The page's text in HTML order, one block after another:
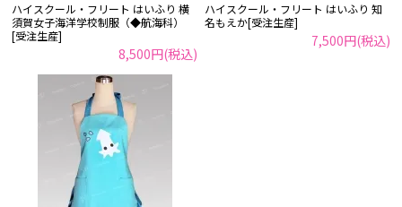
ハイスクール・フリート はいふり 横
須賀女子海洋学校制服（◆航海科）
[受注生産]
8,500円(税込)
ハイスクール・フリート はいふり 知
名もえか[受注生産]
7,500円(税込)